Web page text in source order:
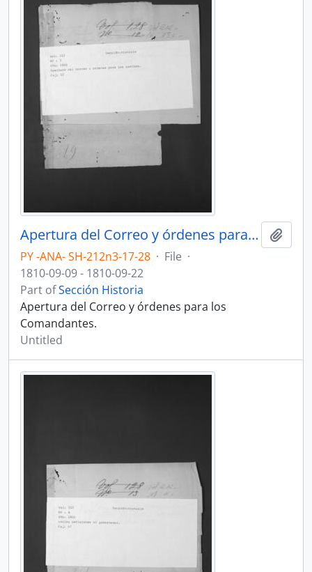
Apertura del Correo y órdenes para los Comandantes.
PY -ANA- SH-212n3-17-28 · File ·
1810-09-09 - 1810-09-22
Part ofSección Historia
Apertura del Correo y órdenes para los
Comandantes.
Untitled